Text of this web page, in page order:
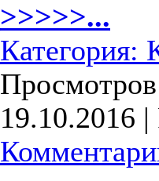
>>>>>...
Категория:
19.10.2016 |